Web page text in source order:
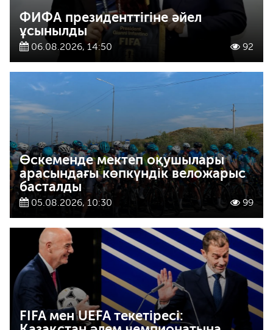
ФИФА президенттігіне әйел
ұсынылды
06.08.2026, 14:50 92
Өскеменде мектеп оқушылары
арасындағы көпкүндік веложарыс
басталды
05.08.2026, 10:30 99
FIFA мен UEFA текетіресі: